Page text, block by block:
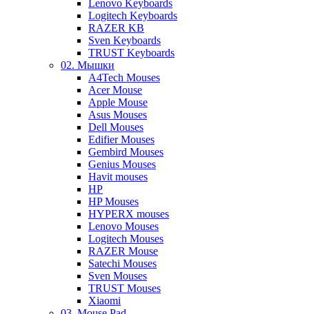
Lenovo Keyboards
Logitech Keyboards
RAZER KB
Sven Keyboards
TRUST Keyboards
02. Мышки
A4Tech Mouses
Acer Mouse
Apple Mouse
Asus Mouses
Dell Mouses
Edifier Mouses
Gembird Mouses
Genius Mouses
Havit mouses
HP
HP Mouses
HYPERX mouses
Lenovo Mouses
Logitech Mouses
RAZER Mouse
Satechi Mouses
Sven Mouses
TRUST Mouses
Xiaomi